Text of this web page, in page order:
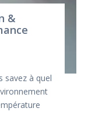
&
savez à quel